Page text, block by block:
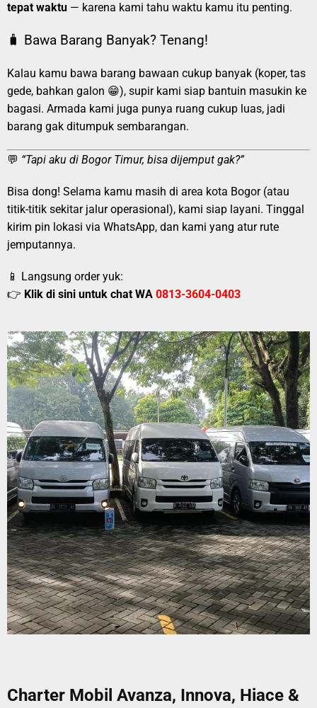
tepat waktu — karena kami tahu waktu kamu itu penting.
🧳 Bawa Barang Banyak? Tenang!
Kalau kamu bawa barang bawaan cukup banyak (koper, tas
gede, bahkan galon 😁), supir kami siap bantuin masukin ke
bagasi. Armada kami juga punya ruang cukup luas, jadi
barang gak ditumpuk sembarangan.
💬 “Tapi aku di Bogor Timur, bisa dijemput gak?”
Bisa dong! Selama kamu masih di area kota Bogor (atau
titik-titik sekitar jalur operasional), kami siap layani. Tinggal
kirim pin lokasi via WhatsApp, dan kami yang atur rute
jemputannya.
📱 Langsung order yuk:
👉 Klik di sini untuk chat WA 0813-3604-0403
Charter Mobil Avanza, Innova, Hiace &